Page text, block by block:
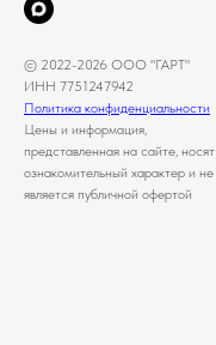
© 2022-2026 ООО "ГАРТ"
ИНН 7751247942
Политика конфиденциальности
Цены и информация,
представленная на сайте, носят
ознакомительный характер и не
является публичной офертой